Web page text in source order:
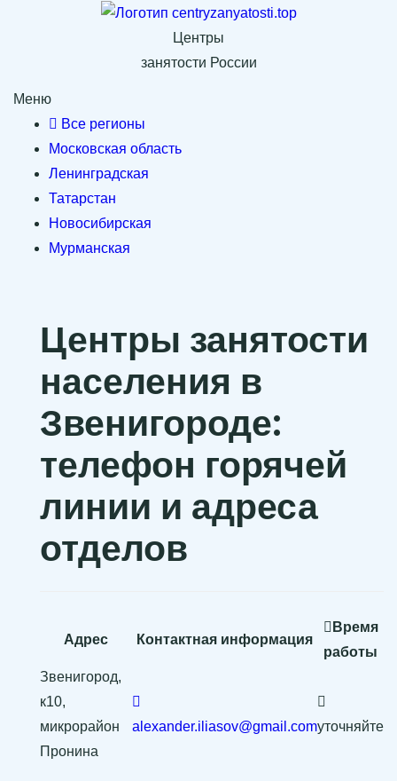
Центры
занятости России
Меню
Все регионы
Московская область
Ленинградская
Татарстан
Новосибирская
Мурманская
Центры занятости
населения в
Звенигороде:
телефон горячей
линии и адреса
отделов
Адрес Контактная информация
Время
работы
Звенигород,
к10,
микрорайон
Пронина
alexander.iliasov@gmail.comуточняйте